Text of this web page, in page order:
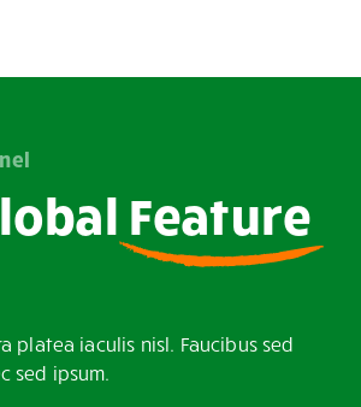
Feature
platea iaculis nisl. Faucibus sed
sed ipsum.